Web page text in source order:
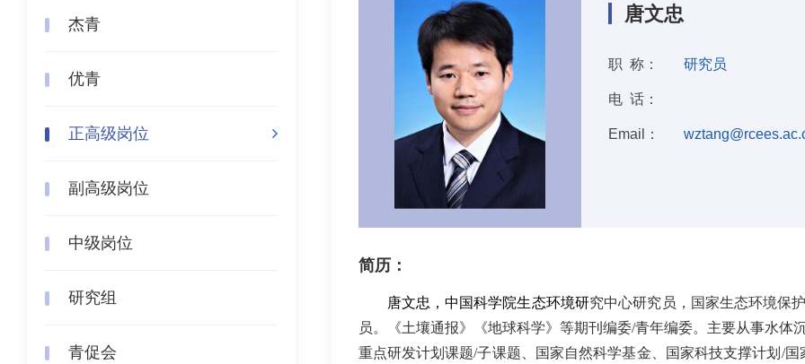
杰青
优青
正高级岗位
副高级岗位
中级岗位
研究组
青促会
唐文忠
职 称： 研究员
电 话：
Email：
简历：
唐文忠，中国科学院生态环境研究中心研究员，国家生态环境保
员。《土壤通报》《地球科学》等期刊编委/青年编委。主要从事水体
重点研发计划课题/子课题、国家自然科学基金、国家科技支撑计划 /国